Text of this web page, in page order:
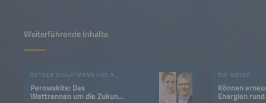
Weiterführende Inhalte
RUTGER SCHLATMANN UND ANGELIKA HARTER
Perowskite: Das
Wettrennen um die Zukunft
TIM MEYER
Können
Energien